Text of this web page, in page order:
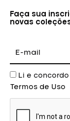
Faça sua
novas
mail
Aceite
Li e
Termos de Uso